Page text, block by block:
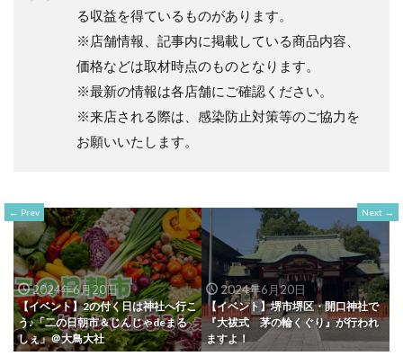
る収益を得ているものがあります。
※店舗情報、記事内に掲載している商品内容、
価格などは取材時点のものとなります。
※最新の情報は各店舗にご確認ください。
※来店される際は、感染防止対策等のご協力を
お願いいたします。
Prev
2024年6月20日
【イベント】2の付く日は神社へ行こ
う♪「二の日朝市＆じんじゃdeまる
しぇ」＠大鳥大社
Next
2024年6月20日
【イベント】堺市堺区・開口神社で
『大祓式 茅の輪くぐり』が行われ
ますよ！